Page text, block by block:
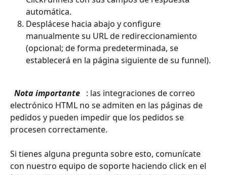
automática.
Desplácese hacia abajo y configure
manualmente su URL de redireccionamiento
(opcional; de forma predeterminada, se
establecerá en la página siguiente de su funnel).
Nota importante : las integraciones de correo
electrónico HTML no se admiten en las páginas de
pedidos y pueden impedir que los pedidos se
procesen correctamente.
Si tienes alguna pregunta sobre esto, comunícate
con nuestro equipo de soporte haciendo click en el